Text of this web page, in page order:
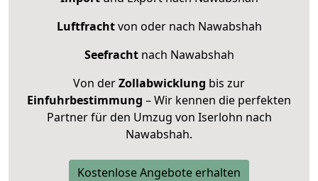
Luftfrachtvon oder nach Nawabshah
Seefrachtnach Nawabshah
Von derZollabwicklung bis zur
Einfuhrbestimmung – Wir kennen die perfekten
Partner für den Umzug von Iserlohn nach
Nawabshah.
Kostenlose Angebote erhalten